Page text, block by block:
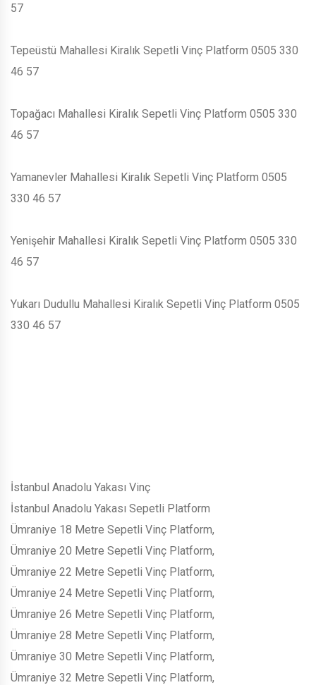
57
Tepeüstü Mahallesi Kiralık Sepetli Vinç Platform 0505 330
46 57
Topağacı Mahallesi Kiralık Sepetli Vinç Platform 0505 330
46 57
Yamanevler Mahallesi Kiralık Sepetli Vinç Platform 0505
330 46 57
Yenişehir Mahallesi Kiralık Sepetli Vinç Platform 0505 330
46 57
Yukarı Dudullu Mahallesi Kiralık Sepetli Vinç Platform 0505
330 46 57
İstanbul Anadolu Yakası Vinç
İstanbul Anadolu Yakası Sepetli Platform
Ümraniye 18 Metre Sepetli Vinç Platform,
Ümraniye 20 Metre Sepetli Vinç Platform,
Ümraniye 22 Metre Sepetli Vinç Platform,
Ümraniye 24 Metre Sepetli Vinç Platform,
Ümraniye 26 Metre Sepetli Vinç Platform,
Ümraniye 28 Metre Sepetli Vinç Platform,
Ümraniye 30 Metre Sepetli Vinç Platform,
Ümraniye 32 Metre Sepetli Vinç Platform,